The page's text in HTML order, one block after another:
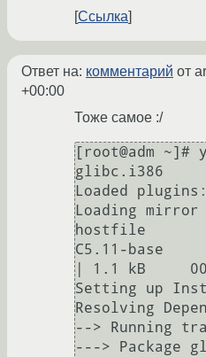
Ссылка
Ответ на: комментарий от
+00:00
Тоже самое :/
[root@adm
glibc.i386
Loaded
Loading mirror
hostfile
C5.11-base
| 1.1 kB
Setting up
Resolving
--> Running
---> Package